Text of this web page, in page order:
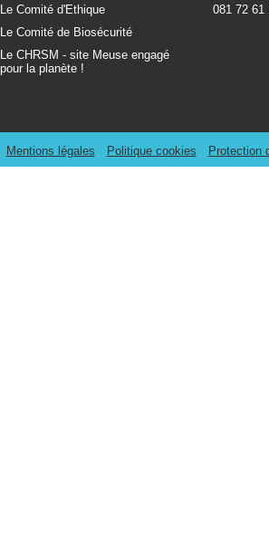
Le Comité d'Ethique
Le Comité de Biosécurité
Le CHRSM - site Meuse engagé
pour la planète !
081 72 61
Mentions légales Politique cookies Protection